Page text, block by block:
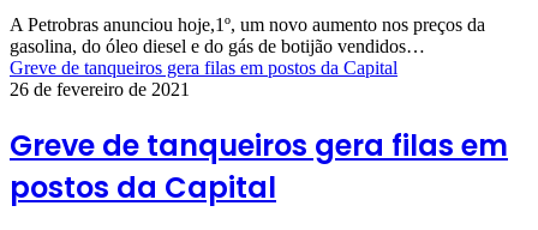
A Petrobras anunciou hoje,1º, um novo aumento nos preços da
gasolina, do óleo diesel e do gás de botijão vendidos…
Greve de tanqueiros gera filas em postos da Capital
26 de fevereiro de 2021
Greve de tanqueiros gera filas em
postos da Capital